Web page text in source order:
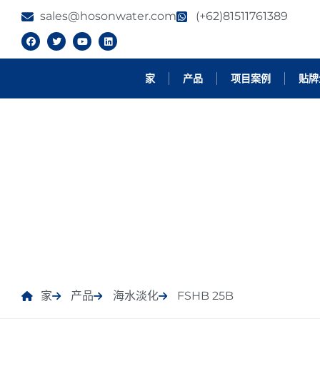
sales@hosonwater.com (+62)81511761389
家 产品 项目案例 贴
家 产品 海水淡化 FSHB 25B